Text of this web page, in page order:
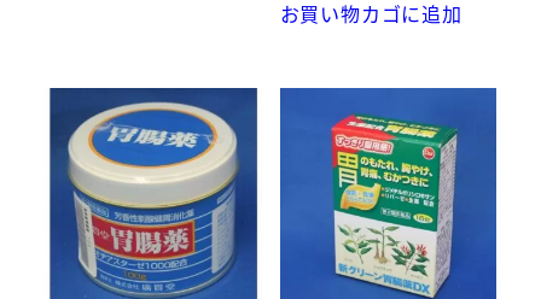
お買い物カゴに追加